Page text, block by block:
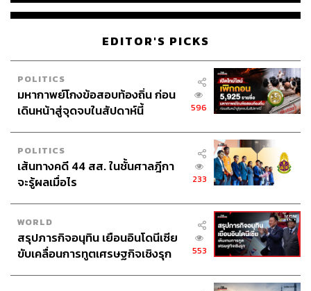
EDITOR'S PICKS
POLITICS
มหากาพย์โกงข้อสอบท้องถิ่น ก่อน
เดินหน้าสู่จุดจบในสัปดาห์นี้
596
POLITICS
เส้นทางคดี 44 สส. ในชั้นศาลฎีกา
จะรู้ผลเมื่อไร
233
WORLD
สรุปภารกิจอนุทิน เยือนอินโดนีเซีย
ขับเคลื่อนการทูตเศรษฐกิจเชิงรุก
553